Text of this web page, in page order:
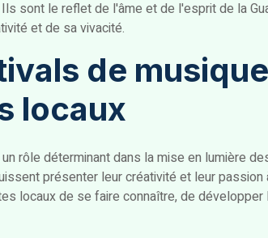
sont le reflet de l'âme et de l'esprit de la
et de sa vivacité.
de
locaux
rôle déterminant dans la mise en lumière
présenter leur créativité et leur passion
locaux de se faire connaître, de